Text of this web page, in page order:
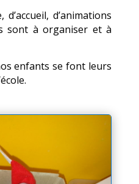
d’accueil, d’animations
sont à organiser et à
enfants se font leurs